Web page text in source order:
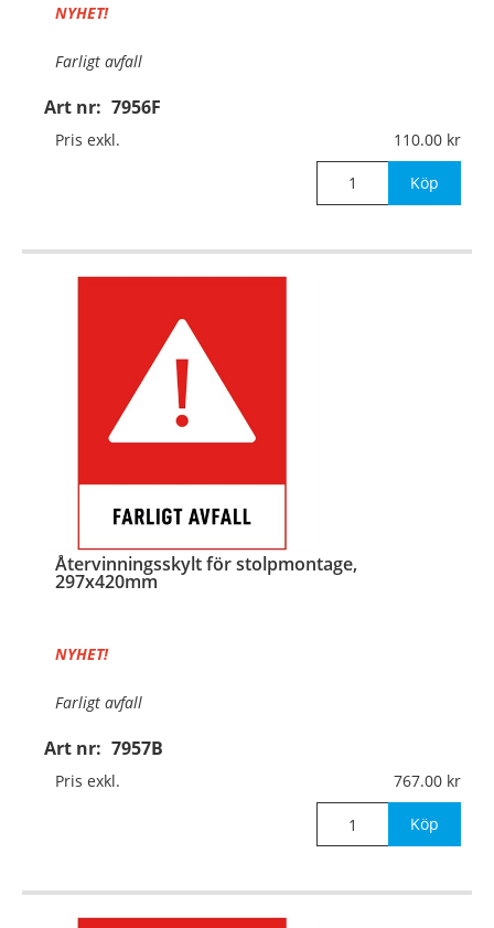
Art nr: 7956F
NYHET!
Farligt avfall
Material:Självhäftande folie
Pris exkl. 110.00
Köp
Återvinningsskylt för stolpmontage,
297x420mm
Art nr: 7957B
NYHET!
Farligt avfall
Material:Kantvikt aluminium, 2mm (stolpmontage)
Pris exkl. 767.00
Köp